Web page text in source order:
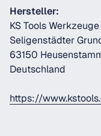
Hersteller:
KS Tools
Seligenstädter
63150
Deutschland
https://